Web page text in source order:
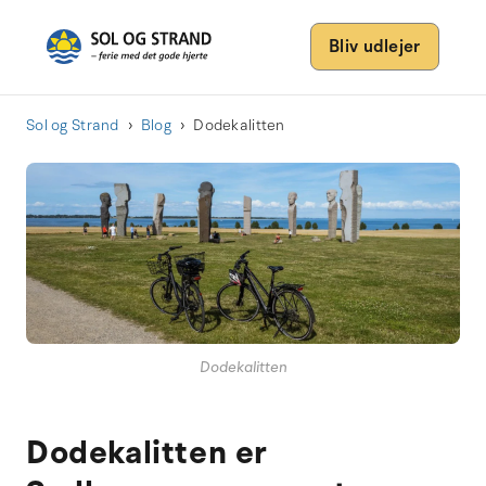
Bliv udlejer
Sol og Strand Blog Dodekalitten
Dodekalitten
Dodekalitten er